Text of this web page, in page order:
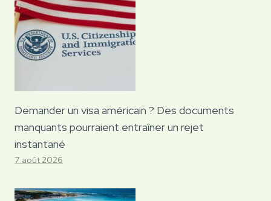
Demander un visa américain ? Des documents
manquants pourraient entraîner un rejet
instantané
7 août 2026